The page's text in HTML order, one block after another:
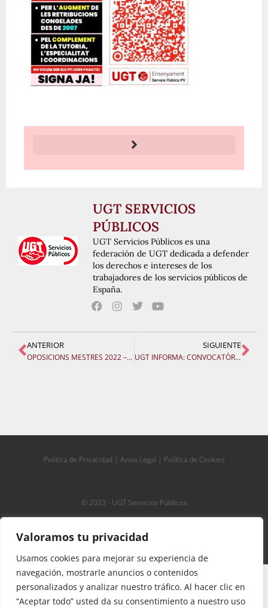
Valoramos tu privacidad
Usamos cookies para mejorar su experiencia de
navegación, mostrarle anuncios o contenidos
personalizados y analizar nuestro tráfico. Al hacer clic en
“Aceptar todo” usted da su consentimiento a nuestro uso
UGT SERVICIOS
PÚBLICOS
UGT Servicios Públicos es una
federación de UGT dedicada a defender
los derechos e intereses de los
trabajadores de los servicios públicos de
España.
ANTERIOR
OPOSICIONS MESTRES 2022 – assignació provisional de places per tribunal
SIGUIENTE
UGT INFORMA: CONVOCATÒRIA ADQUISICIÓ NOVES ESPECIALITATS PERSONAL INTERI COS MESTRES
Política de Privacidad | Aviso Legal | Política de Cookies
© 2023 - UGT Servicios Públicos
Portada»UGT ENSENYAMENT EXIGEIX OPOSICIONS
DECENTS. PROPOSTES DE MILLORA . REIVINDICACIONS.